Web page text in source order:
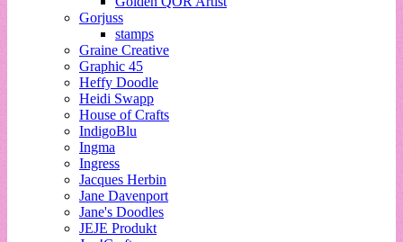
Gorjuss
stamps
Graine Creative
Graphic 45
Heffy Doodle
Heidi Swapp
House of Crafts
IndigoBlu
Ingma
Ingress
Jacques Herbin
Jane Davenport
Jane's Doodles
JEJE Produkt